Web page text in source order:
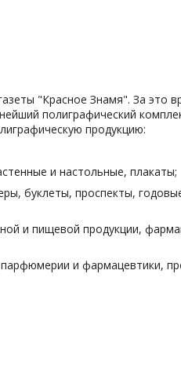
"Красное Знамя". За это
полиграфический
продукцию:
и настольные, плакаты;
буклеты, проспекты,
и пищевой продукции,
и фармацевтики,